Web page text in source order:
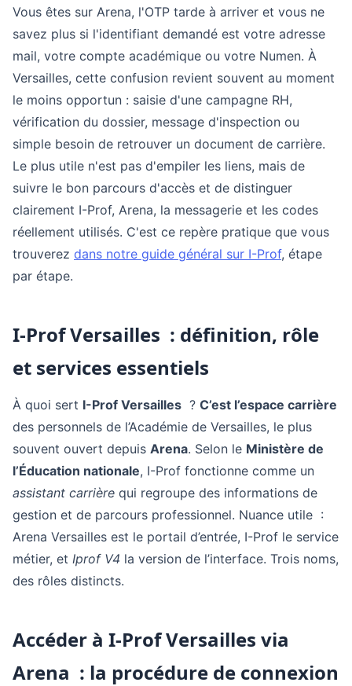
Vous êtes sur Arena, l'OTP tarde à arriver et vous ne
savez plus si l'identifiant demandé est votre adresse
mail, votre compte académique ou votre Numen. À
Versailles, cette confusion revient souvent au moment
le moins opportun : saisie d'une campagne RH,
vérification du dossier, message d'inspection ou
simple besoin de retrouver un document de carrière.
Le plus utile n'est pas d'empiler les liens, mais de
suivre le bon parcours d'accès et de distinguer
clairement I-Prof, Arena, la messagerie et les codes
réellement utilisés. C'est ce repère pratique que vous
trouverez dans notre guide général sur I-Prof, étape
par étape.
I-Prof Versailles : définition, rôle
et services essentiels
À quoi sert I-Prof Versailles ? C’est l’espace carrière
des personnels de l’Académie de Versailles, le plus
souvent ouvert depuis Arena. Selon le Ministère de
l’Éducation nationale, I-Prof fonctionne comme un
assistant carrière qui regroupe des informations de
gestion et de parcours professionnel. Nuance utile :
Arena Versailles est le portail d’entrée, I-Prof le service
métier, et Iprof V4 la version de l’interface. Trois noms,
des rôles distincts.
Accéder à I-Prof Versailles via
Arena : la procédure de connexion